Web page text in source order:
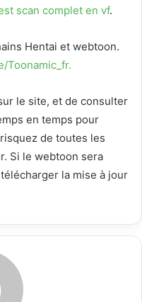
scan complet en vf.
Hentai et webtoon.
Toonamic_fr.
le site, et de consulter
en temps pour
de toutes les
Si le webtoon sera
la mise à jour